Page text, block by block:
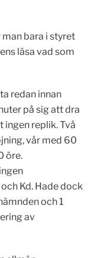
bara i styret
läsa vad som
redan innan
på sig att dra
ingen replik. Två
vår med 60
öre.
Kd. Hade dock
och 1
av